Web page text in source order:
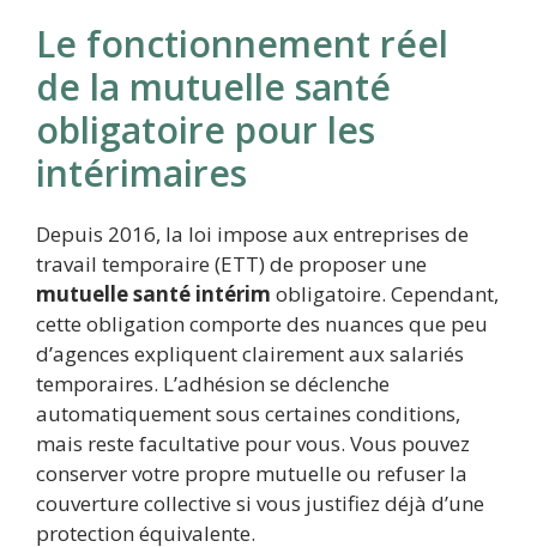
Le fonctionnement réel
de la mutuelle santé
obligatoire pour les
intérimaires
Depuis 2016, la loi impose aux entreprises de
travail temporaire (ETT) de proposer une
mutuelle santé intérim obligatoire. Cependant,
cette obligation comporte des nuances que peu
d’agences expliquent clairement aux salariés
temporaires. L’adhésion se déclenche
automatiquement sous certaines conditions,
mais reste facultative pour vous. Vous pouvez
conserver votre propre mutuelle ou refuser la
couverture collective si vous justifiez déjà d’une
protection équivalente.